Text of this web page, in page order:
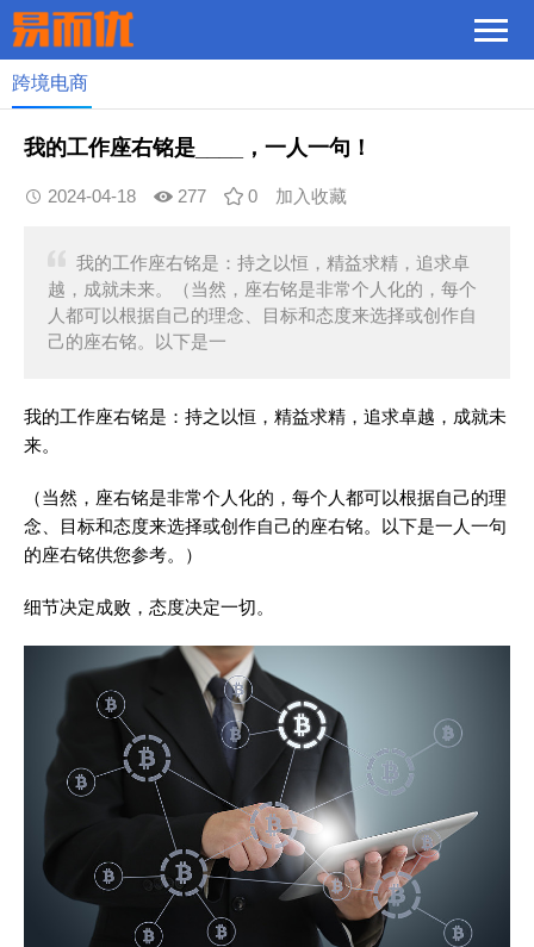
跨境电商
我的工作座右铭是____，一人一句！
2024-04-18 277 0 加入收藏
我的工作座右铭是：持之以恒，精益求精，追求卓
越，成就未来。（当然，座右铭是非常个人化的，每个
人都可以根据自己的理念、目标和态度来选择或创作自
己的座右铭。以下是一
我的工作座右铭是：持之以恒，精益求精，追求卓越，成就未
来。
（当然，座右铭是非常个人化的，每个人都可以根据自己的理
念、目标和态度来选择或创作自己的座右铭。以下是一人一句
的座右铭供您参考。）
细节决定成败，态度决定一切。